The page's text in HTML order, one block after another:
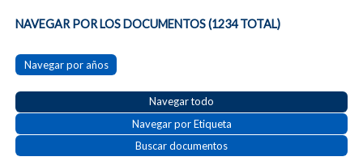
NAVEGAR POR LOS DOCUMENTOS (1234 TOTAL)
Navegar por años
Navegar todo
Navegar por Etiqueta
Buscar documentos